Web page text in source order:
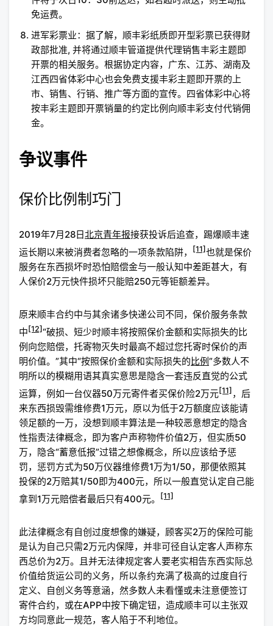
免运费。
进军彩票业：据了解，顺丰彩纸质即开型彩票已获得财
政部批准, 并将通过顺丰管道提供代理销售丰彩主题即
开票的相关服务。根据协定内容，广东、江苏、湖南及
江西四省体彩中心也会免费支援丰彩主题即开票的上
市、销售、行销、推广等方面的宣传。四省体彩中心将
按丰彩主题即开票销量的约定比例向顺丰彩支付代销佣
金。
争议事件
保价比例制巧门
2019年7月28日北京青年报接获投诉后追查，踢爆顺丰速
运长期以来被消费者忽略的一项条款陷阱，
[11] 也就是保价
服务在东西损坏时恐怕赔偿金与一般认知中差距甚大，有
人保价2万元快件损坏只能赔250元等钜额差异。
原来顺丰合约中与其余诸多快递公司不同，保价服务条款
中 [12] “破损、短少时顺丰将按照保价金额和实际损失的比
例向您赔偿，托寄物灭失时最高不超过您托寄时保价的声
明价值。”其中“按照保价金额和实际损失的比例”多数人不
明所以的模糊用语其真实意思是隐含一套违反直觉的公式
运算，例如一台仪器50万元寄件者买保价险2万元[11] ，后
来东西损毁需维修费1万元，原以为低于2万额度应该能请
领足额的一万，没想到顺丰算法是一种较恶意想定的隐含
性指责法律概念，即为客户声称物件价值2万，但实质50
万，隐含“蓄意低报”过错之想像概念，所以应该给予惩
罚，惩罚方式为50万仪器维修费1万为1/50，那便依照其
投保的2万赔其1/50即为400元，所以一般直觉认定自己能
拿到1万元赔偿者最后只有400元。
[11]
此法律概念有自创过度想像的嫌疑，顾客买2万的保险可能
是认为自己只需2万元内保障，并非可径自认定客人声称东
西总价为2万。且并无法律规定客人要老实相告东西实际总
价值给货运公司的义务，所以条约充满了极高的过度自行
定义、自创义务等意涵，然多数人未看懂或未注意便签订
寄件合约，或在APP中按下确定钮，造成顺丰可以主张双
方均同意此一规范，客人陷于不利地位。